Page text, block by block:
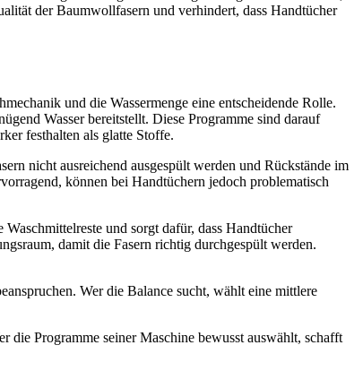
der Baumwollfasern und verhindert, dass Handtücher
und die Wassermenge eine entscheidende Rolle.
Wasser bereitstellt. Diese Programme sind darauf
festhalten als glatte Stoffe.
nicht ausreichend ausgespült werden und Rückstände im
können bei Handtüchern jedoch problematisch
und sorgt dafür, dass Handtücher
damit die Fasern richtig durchgespült werden.
Wer die Balance sucht, wählt eine mittlere
die Programme seiner Maschine bewusst auswählt, schafft